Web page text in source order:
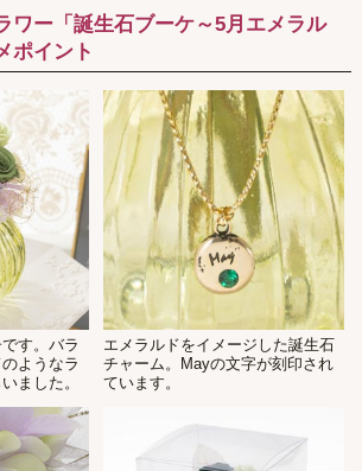
ワー「誕生石ブーケ～5月エメラル
ポイント
す。バラ
ようなラ
ました。
エメラルドをイメージした誕生石
チャーム。Mayの文字が刻印され
ています。